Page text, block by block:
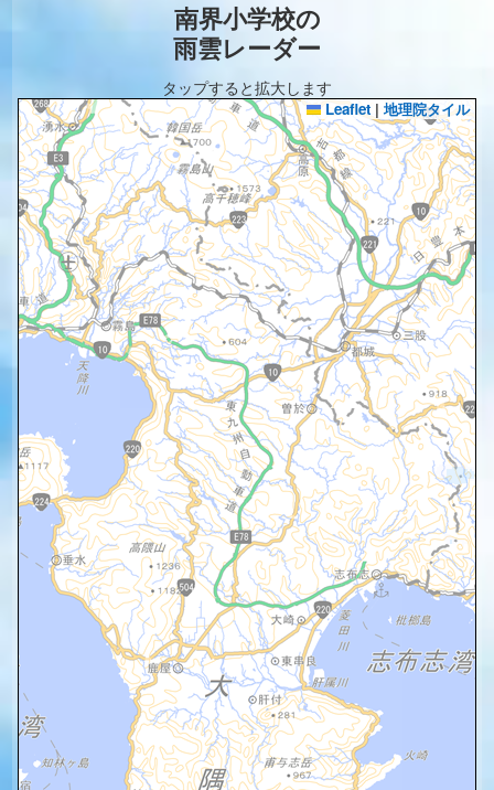
南界小学校の
雨雲レーダー
タップすると拡大します
Leaflet | 地理院タイル